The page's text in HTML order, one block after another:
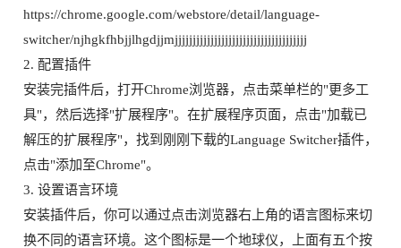
https://chrome.google.com/webstore/detail/language-
switcher/njhgkfhbjjlhgdjjmjjjjjjjjjjjjjjjjjjjjjjjjjjjjjjjjjjjjj
2. 配置插件
安装完插件后，打开Chrome浏览器，点击菜单栏的"更多工
具"，然后选择"扩展程序"。在扩展程序页面，点击"加载已
解压的扩展程序"，找到刚刚下载的Language Switcher插件，
点击"添加至Chrome"。
3. 设置语言环境
安装插件后，你可以通过点击浏览器右上角的语言图标来切
换不同的语言环境。这个图标是一个地球仪，上面有五个按